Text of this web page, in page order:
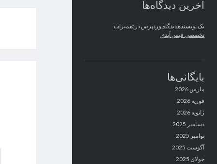
آخرین دیدگاه‌ها
یک نویسنده دیدگاه وردپرس در تعمیرات
تخصصی فیس آیدی
بایگانی‌ها
مارس 2026
فوریه 2026
ژانویه 2026
دسامبر 2025
نوامبر 2025
آگوست 2025
جولای 2025